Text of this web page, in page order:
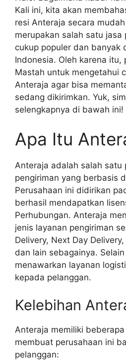
Kali ini, kita akan
resi Anteraja secara
merupakan salah satu jasa
cukup populer dan banyak
Indonesia. Oleh karena itu,
Mastah untuk mengetahui
Anteraja agar bisa
sedang dikirimkan. Yuk,
selengkapnya di bawah ini!
Apa Itu
Anteraja adalah salah satu
pengiriman yang berbasis
Perusahaan ini didirikan
berhasil mendapatkan
Perhubungan. Anteraja
jenis layanan pengiriman
Delivery, Next Day
dan lain sebagainya.
menawarkan layanan
kepada pelanggan.
Kelebihan
Anteraja memiliki
membuat perusahaan ini
pelanggan: